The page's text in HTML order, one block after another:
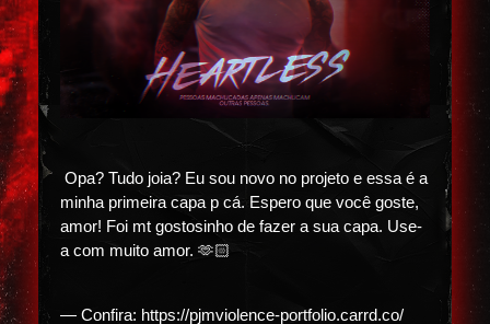
Opa? Tudo joia? Eu sou novo no projeto e essa é a
minha primeira capa p cá. Espero que você goste,
amor! Foi mt gostosinho de fazer a sua capa. Use-
a com muito amor. 🫶🏻
— Confira: https://pjmviolence-portfolio.carrd.co/